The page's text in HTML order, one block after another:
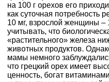
на 100 г орехов его
как суточная потребность
10 мг, взрослой женщины –
учитывать, что
«растительного» железа
животных продуктов.
мамы немного
что грецкий орех имеет
ценность, богат